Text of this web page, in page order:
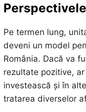
Pe termen lung,
deveni un model
România. Dacă va
rezultate pozitive,
investească și în
tratarea diverselor